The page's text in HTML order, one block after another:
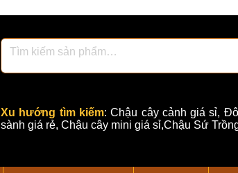
Xu hướng tìm kiếm:Chậu cây cảnh giá sỉ,
sành giá rẻ, Chậu cây mini giá sỉ,Chậu Sứ